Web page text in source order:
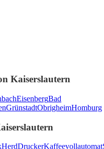
Kaiserslautern
EisenbergBad
GrünstadtObrigheimHomburg
HerdDruckerKaffeevollautomat